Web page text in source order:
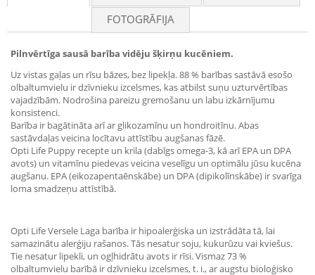
FOTOGRĀFIJA
Pilnvērtīga sausā barība vidēju šķirņu kucēniem.
Uz vistas gaļas un rīsu bāzes, bez lipekļa. 88 % barības sastāvā esošo
olbaltumvielu ir dzīvnieku izcelsmes, kas atbilst suņu uzturvērtības
vajadzībām. Nodrošina pareizu gremošanu un labu izkārnījumu
konsistenci.
Barība ir bagātināta arī ar glikozamīnu un hondroitīnu. Abas
sastāvdaļas veicina locītavu attīstību augšanas fāzē.
Opti Life Puppy recepte un krila (dabīgs omega-3, kā arī EPA un DPA
avots) un vitamīnu piedevas veicina veselīgu un optimālu jūsu kucēna
augšanu. EPA (eikozapentaēnskābe) un DPA (dipikolīnskābe) ir svarīga
loma smadzeņu attīstībā.
Opti Life Versele Laga barība ir hipoalerģiska un izstrādāta tā, lai
samazinātu alerģiju rašanos. Tās nesatur soju, kukurūzu vai kviešus.
Tie nesatur lipekli, un ogļhidrātu avots ir rīsi. Vismaz 73 %
olbaltumvielu barībā ir dzīvnieku izcelsmes, t. i., ar augstu bioloģisko